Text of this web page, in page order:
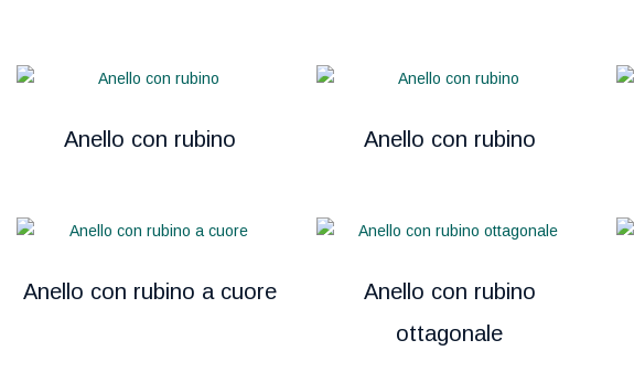
Anello con rubino Anello con rubino
Anello con rubino a cuore
Anello con rubino
ottagonale